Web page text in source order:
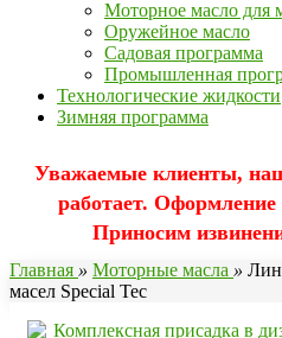
Моторное масло для
Оружейное масло
Садовая программа
Промышленная
Технологические жидкости
Зимняя программа
Уважаемые клиенты,
работает. Оформление
Приносим
Главная » Моторные масла »
масел Special Tec